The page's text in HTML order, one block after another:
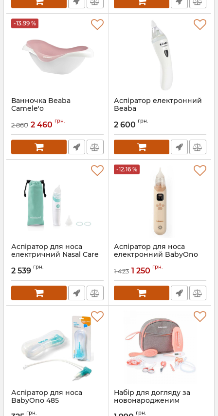
-13.99 %
Ванночка Beaba
Camele'o
2 860 2 460 грн.
Аспіратор електронний
Beaba
2 600 грн.
Аспіратор для носа
електричний Nasal Care
Артикул:
2 539 грн.
-12.16 %
Аспіратор для носа
електронний BabyOno
мелодіями
Артикул:1470/01
1 423 1 250 грн.
Аспіратор для носа
BabyOno 485
грн.
Набір для догляду за
новонародженим
грн.